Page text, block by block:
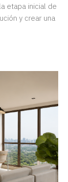
etapa inicial de
y crear una